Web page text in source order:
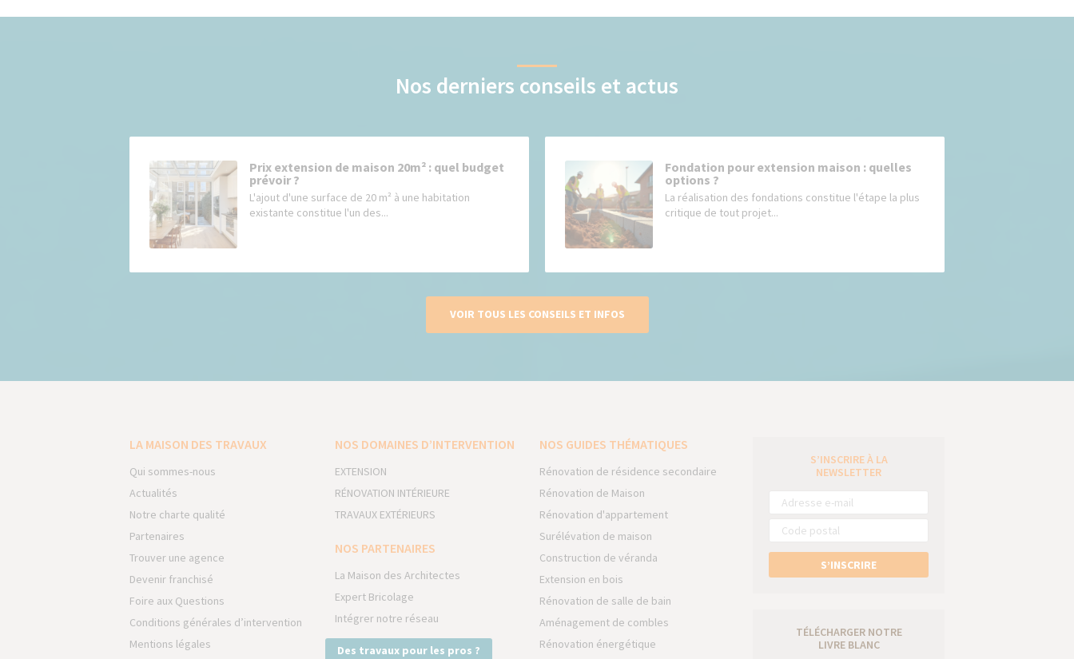
Nos derniers conseils et actus
Prix extension de maison 20m² : quel budget
prévoir ?
L'ajout d'une surface de 20 m² à une habitation
existante constitue l'un des...
Fondation pour extension maison : quelles
options ?
La réalisation des fondations constitue l'étape la plus
critique de tout projet...
VOIR TOUS LES CONSEILS ET INFOS
LA MAISON DES TRAVAUX
Qui sommes-nous
Actualités
Notre charte qualité
Partenaires
Trouver une agence
Devenir franchisé
Foire aux Questions
Conditions générales d’intervention
Mentions légales
NOS DOMAINES D’INTERVENTION
EXTENSION
RÉNOVATION INTÉRIEURE
TRAVAUX EXTÉRIEURS
NOS PARTENAIRES
La Maison des Architectes
Expert Bricolage
Intégrer notre réseau
Des travaux pour les pros ?
NOS GUIDES THÉMATIQUES
Rénovation de résidence secondaire
Rénovation de Maison
Rénovation d'appartement
Surélévation de maison
Construction de véranda
Extension en bois
Rénovation de salle de bain
Aménagement de combles
Rénovation énergétique
S’INSCRIRE À LA
NEWSLETTER
S’INSCRIRE
TÉLÉCHARGER NOTRE
LIVRE BLANC